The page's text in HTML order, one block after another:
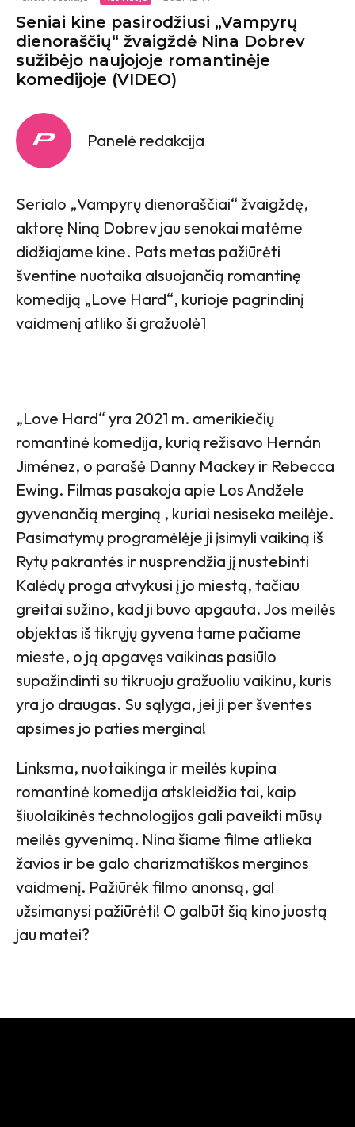
Seniai kine pasirodžiusi „Vampyrų
dienoraščių“ žvaigždė Nina Dobrev
sužibėjo naujojoje romantinėje
komedijoje (VIDEO)
Panelė redakcija
Serialo „Vampyrų dienoraščiai“ žvaigždę,
aktorę Niną Dobrev jau senokai matėme
didžiajame kine. Pats metas pažiūrėti
šventine nuotaika alsuojančią romantinę
komediją „Love Hard“, kurioje pagrindinį
vaidmenį atliko ši gražuolė1
„Love Hard“ yra 2021 m. amerikiečių
romantinė komedija, kurią režisavo Hernán
Jiménez, o parašė Danny Mackey ir Rebecca
Ewing. Filmas pasakoja apie Los Andžele
gyvenančią merginą , kuriai nesiseka meilėje.
Pasimatymų programėlėje ji įsimyli vaikiną iš
Rytų pakrantės ir nusprendžia jį nustebinti
Kalėdų proga atvykusi į jo miestą, tačiau
greitai sužino, kad ji buvo apgauta. Jos meilės
objektas iš tikrųjų gyvena tame pačiame
mieste, o ją apgavęs vaikinas pasiūlo
supažindinti su tikruoju gražuoliu vaikinu, kuris
yra jo draugas. Su sąlyga, jei ji per šventes
apsimes jo paties mergina!
Linksma, nuotaikinga ir meilės kupina
romantinė komedija atskleidžia tai, kaip
šiuolaikinės technologijos gali paveikti mūsų
meilės gyvenimą. Nina šiame filme atlieka
žavios ir be galo charizmatiškos merginos
vaidmenį. Pažiūrėk filmo anonsą, gal
užsimanysi pažiūrėti! O galbūt šią kino juostą
jau matei?